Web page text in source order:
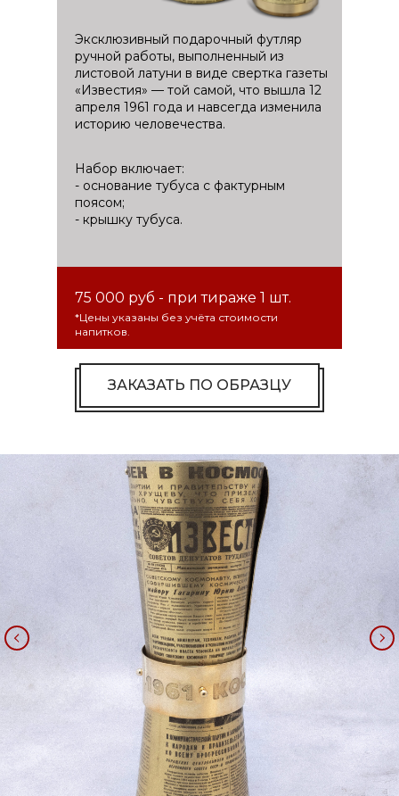
75 000 руб - при тираже 1 шт.
*Цены указаны без учёта стоимости
напитков.
Эксклюзивный подарочный футляр
ручной работы, выполненный из
листовой латуни в виде свертка газеты
«Известия» — той самой, что вышла 12
апреля 1961 года и навсегда изменила
историю человечества.
Набор включает:
- основание тубуса с фактурным
поясом;
- крышку тубуса.
ЗАКАЗАТЬ ПО ОБРАЗЦУ